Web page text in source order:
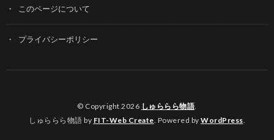
このページについて
プライバシーポリシー
© Copyright 2026 しゅららら物語.
しゅららら物語 by FIT-Web Create. Powered by WordPress.